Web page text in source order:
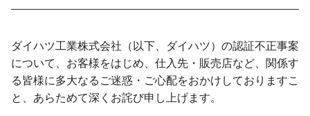
ダイハツ工業株式会社（以下、ダイハツ）の認証不正事案
について、お客様をはじめ、仕入先・販売店など、関係す
る皆様に多大なるご迷惑・ご心配をおかけしておりますこ
と、あらためて深くお詫び申し上げます。